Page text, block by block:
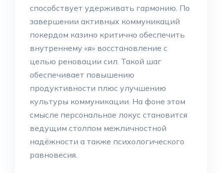
способствует удерживать гармонию. По
завершении активных коммуникаций
покердом казино критично обеспечить
внутреннему «я» восстановление с
целью реновации сил. Такой шаг
обеспечивает повышению
продуктивности плюс улучшению
культуры коммуникации. На фоне этом
смысле персональное локус становится
ведущим столпом межличностной
надёжности а также психологического
равновесия.